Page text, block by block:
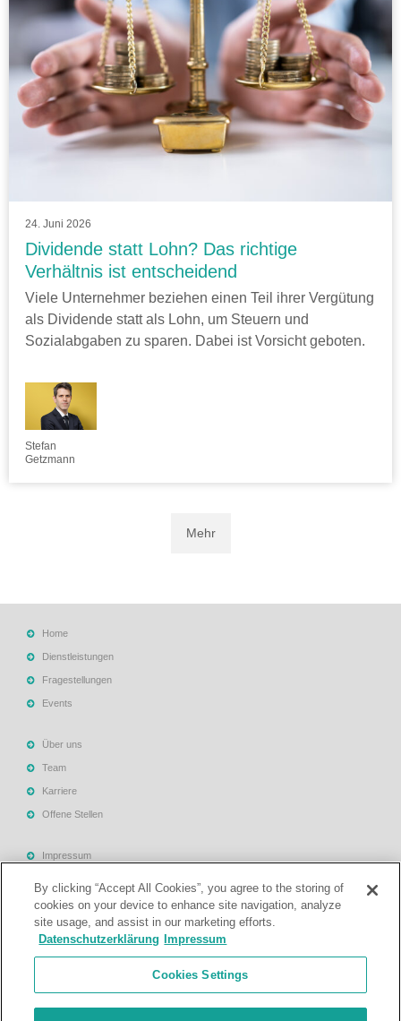
24. Juni 2026
Dividende statt Lohn? Das richtige
Verhältnis ist entscheidend
Viele Unternehmer beziehen einen Teil ihrer Vergütung
als Dividende statt als Lohn, um Steuern und
Sozialabgaben zu sparen. Dabei ist Vorsicht geboten.
Stefan
Getzmann
Mehr
Home
Dienstleistungen
Fragestellungen
Events
Über uns
Team
Karriere
Offene Stellen
Impressum
Datenschutzerklärung
Rechtliche Hinweise
By clicking “Accept All Cookies”, you agree to the storing of
cookies on your device to enhance site navigation, analyze
site usage, and assist in our marketing efforts.
Datenschutzerklärung
Impressum
Cookies Settings